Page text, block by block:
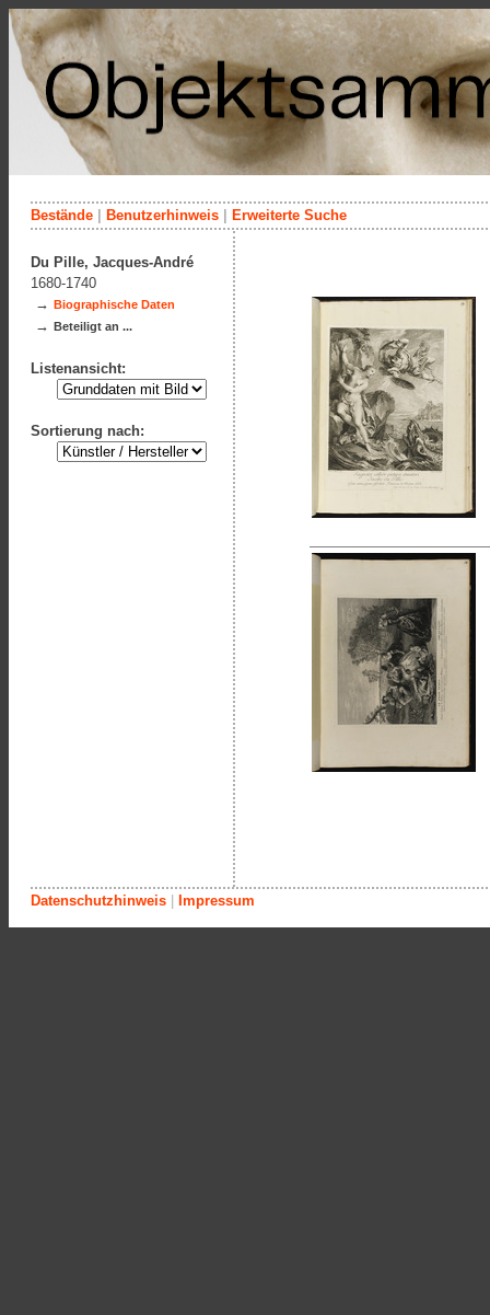
Bestände Benutzerhinweis Erweiterte Suche
Du Pille, Jacques-André
1680-1740
→ Biographische Daten
→ Beteiligt an ...
Listenansicht:
Sortierung nach:
Datenschutzhinweis Impressum